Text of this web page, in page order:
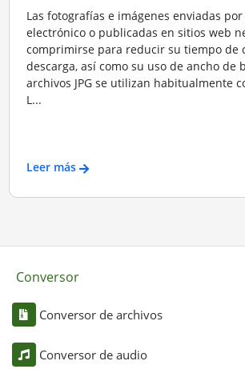
Las fotografías e imágenes enviadas
electrónico o publicadas en sitios web
comprimirse para reducir su tiempo de
descarga, así como su uso de ancho de
archivos JPG se utilizan habitualmente
L...
Leer más
Conversor
Conversor de archivos
Conversor de audio